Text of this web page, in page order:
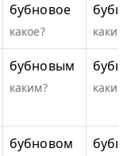
бубновое
какое?
бубновым
каким?
бубновом